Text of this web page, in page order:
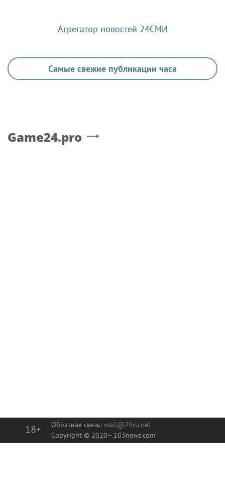
Агрегатор новостей 24СМИ
Самые свежие публикации часа
Game24.pro
18+ Обратная связь: mail@29ru.net
Copyright © 2020– 103news.com